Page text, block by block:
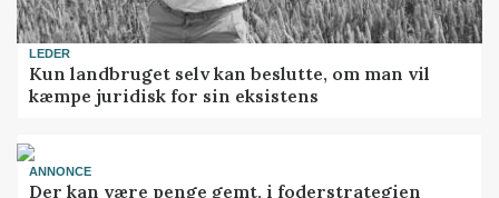
LEDER
Kun landbruget selv kan beslutte, om man vil
kæmpe juridisk for sin eksistens
ANNONCE
Der kan være penge gemt, i foderstrategien